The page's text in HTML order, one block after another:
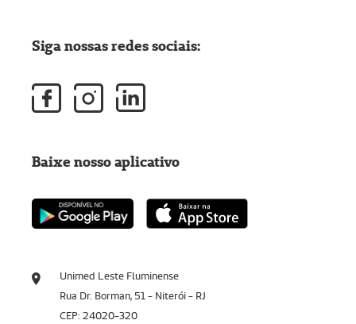
Unimed Leste Fluminense
Rua Dr. Borman, 51 - Niterói - RJ
CEP: 24020-320
Siga nossas redes sociais:
Baixe nosso aplicativo